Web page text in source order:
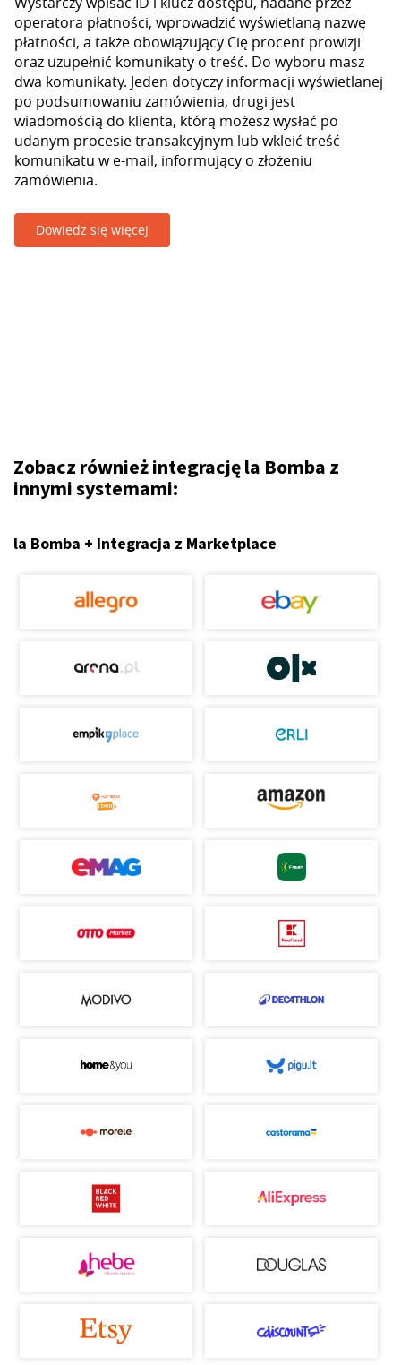
operatora płatności, wprowadzić wyświetlaną nazwę
płatności, a także obowiązujący Cię procent prowizji
oraz uzupełnić komunikaty o treść. Do wyboru masz
dwa komunikaty. Jeden dotyczy informacji wyświetlanej
po podsumowaniu zamówienia, drugi jest
wiadomością do klienta, którą możesz wysłać po
udanym procesie transakcyjnym lub wkleić treść
komunikatu w e-mail, informujący o złożeniu
zamówienia.
Dowiedz się więcej
Zobacz również integrację la Bomba z
innymi systemami:
la Bomba + Integracja z Marketplace